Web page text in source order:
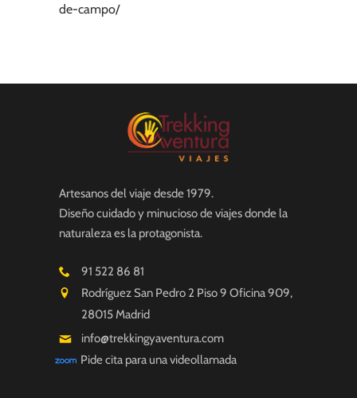
de-campo/
Artesanos del viaje desde 1979.
Diseño cuidado y minucioso de viajes donde la
naturaleza es la protagonista.
91 522 86 81
Rodríguez San Pedro 2 Piso 9 Oficina 909,
28015 Madrid
info@trekkingyaventura.com
Pide cita para una videollamada